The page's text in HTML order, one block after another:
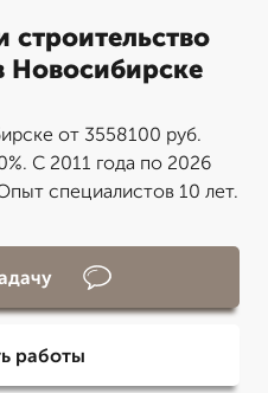
строительство
Новосибирске
от 3558100 руб.
С 2011 года по 2026
специалистов 10 лет.
работы